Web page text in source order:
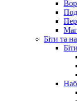
Біти та
Біти